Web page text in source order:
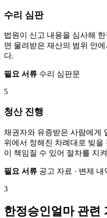
수리 심판
법원이 신고 내용을 심사해
면 물려받은 재산의 범위 안
다.
필요 서류 수리 심판문
5
청산 진행
채권자와 유증받은 사람에게
위에서 정해진 차례대로 빚을
이 책임질 수 있어 절차를 지
필요 서류 공고 자료 · 변제 내
3
한정승인얼마 관련